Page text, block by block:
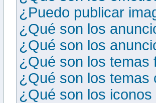
¿Puedo publicar
¿Qué son los
¿Qué son los
¿Qué son los temas
¿Qué son los temas
¿Qué son los